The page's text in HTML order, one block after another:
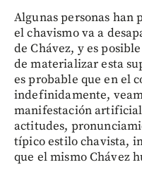
Algunas personas han
el chavismo va a
de Chávez, y es
de materializar esta
es probable que en el
indefinidamente,
manifestación
actitudes,
típico estilo chavista,
que el mismo Chávez